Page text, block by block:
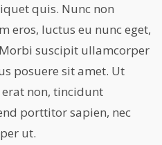
quis. Nunc non
eros, luctus eu nunc eget,
suscipit ullamcorper
posuere sit amet. Ut
non, tincidunt
porttitor sapien, nec
ut.